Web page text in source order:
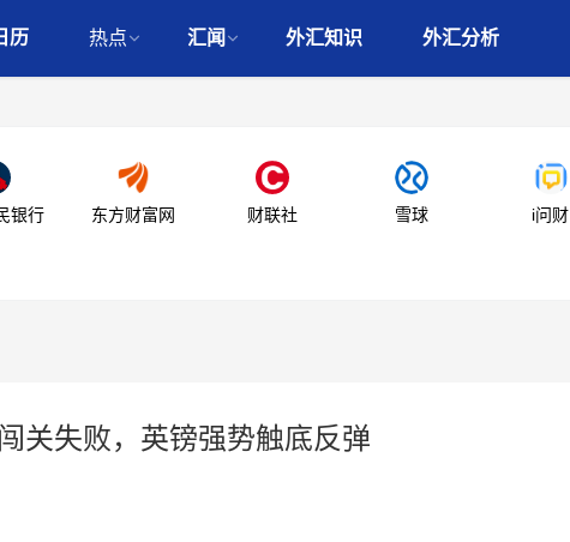
历 热点 汇闻 外汇知识 外汇分析
银行 东方财富网 财联社 雪球 i问财
关失败，英镑强势触底反弹